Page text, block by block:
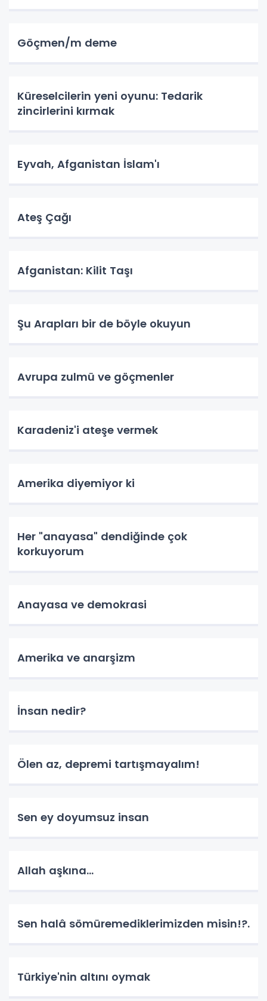
Göçmen/m deme
Küreselcilerin yeni oyunu: Tedarik
zincirlerini kırmak
Eyvah, Afganistan İslam'ı
Ateş Çağı
Afganistan: Kilit Taşı
Şu Arapları bir de böyle okuyun
Avrupa zulmü ve göçmenler
Karadeniz'i ateşe vermek
Amerika diyemiyor ki
Her "anayasa" dendiğinde çok
korkuyorum
Anayasa ve demokrasi
Amerika ve anarşizm
İnsan nedir?
Ölen az, depremi tartışmayalım!
Sen ey doyumsuz insan
Allah aşkına...
Sen halâ sömüremediklerimizden misin!?.
Türkiye'nin altını oymak